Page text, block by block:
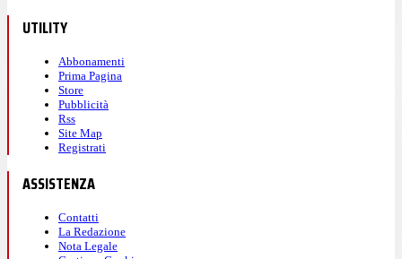
UTILITY
Abbonamenti
Prima Pagina
Store
Pubblicità
Rss
Site Map
Registrati
ASSISTENZA
Contatti
La Redazione
Nota Legale